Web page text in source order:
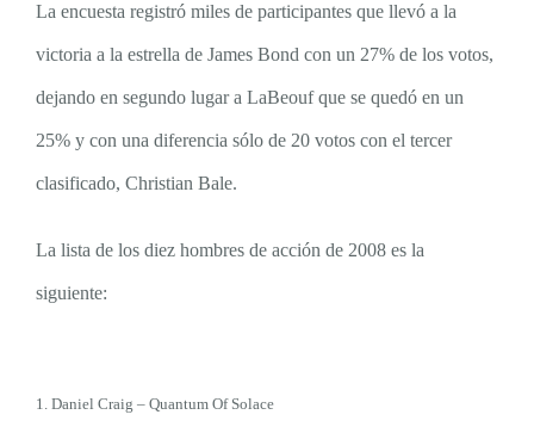
La encuesta registró miles de participantes que llevó a la
victoria a la estrella de James Bond con un 27% de los votos,
dejando en segundo lugar a LaBeouf que se quedó en un
25% y con una diferencia sólo de 20 votos con el tercer
clasificado, Christian Bale.
La lista de los diez hombres de acción de 2008 es la
siguiente:
1. Daniel Craig – Quantum Of Solace